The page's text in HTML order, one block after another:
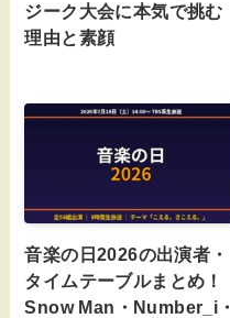
ジーク大会に本気で挑む
理由と素顔
音楽の日2026の出演者・
タイムテーブルまとめ！
Snow Man・Number_i・